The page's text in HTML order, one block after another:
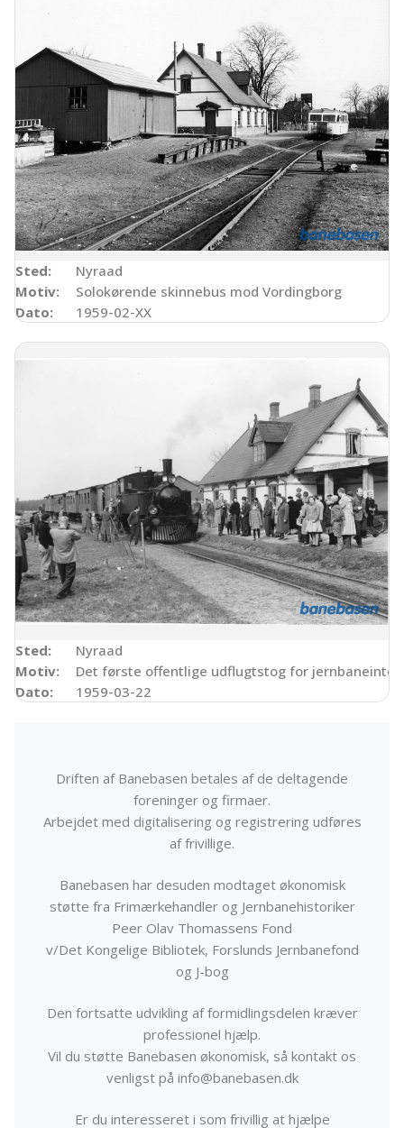
Sted:
Nyraad
Motiv:
Solokørende skinnebus mod Vordingborg
Dato:
1959-02-XX
Sted:
Nyraad
Motiv:
Det første offentlige udflugtstog for
Dato:
1959-03-22
Driften af Banebasen betales af de deltagende
foreninger og firmaer.
Arbejdet med digitalisering og registrering udføres
af frivillige.
Banebasen har desuden modtaget økonomisk
støtte fra Frimærkehandler og Jernbanehistoriker
Peer Olav Thomassens Fond
v/Det Kongelige Bibliotek, Forslunds Jernbanefond
og J-bog
Den fortsatte udvikling af formidlingsdelen kræver
professionel hjælp.
Vil du støtte Banebasen økonomisk, så kontakt os
venligst på info@banebasen.dk
Er du interesseret i som frivillig at hjælpe